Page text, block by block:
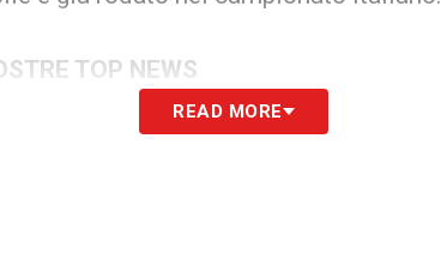
TOP NEWS
READ MORE